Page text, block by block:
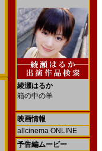
綾瀬はるか
箱の中の羊
映画情報
allcinema ONLINE
予告編ムービー